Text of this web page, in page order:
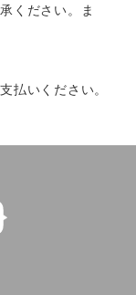
ください。ま
払いください。